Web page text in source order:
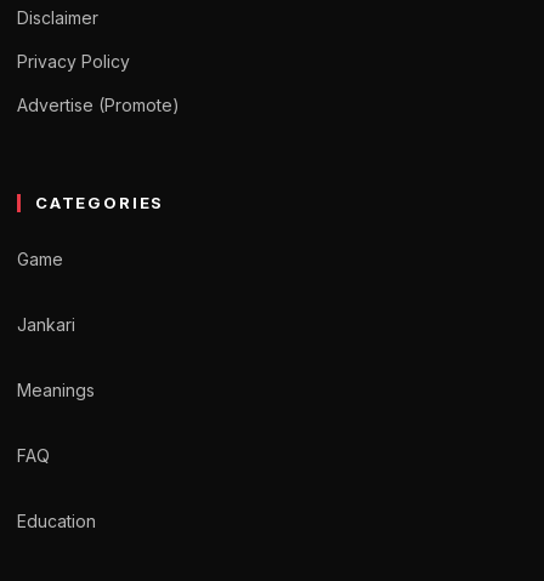
Disclaimer
Privacy Policy
Advertise (Promote)
CATEGORIES
Game
Jankari
Meanings
FAQ
Education